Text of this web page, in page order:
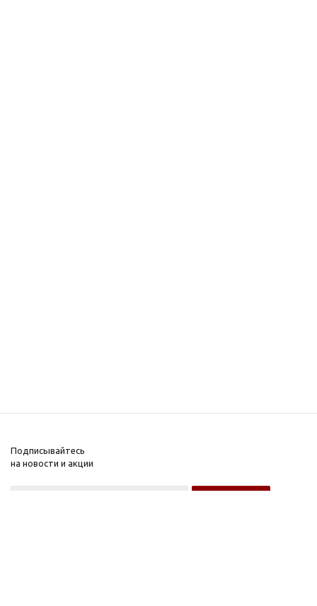
Подписывайтесь
на новости и акции